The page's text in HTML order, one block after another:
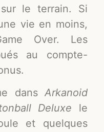
le terrain. Si
vie en moins,
Over. Les
au compte-
dans Arkanoid
Deluxe le
et quelques